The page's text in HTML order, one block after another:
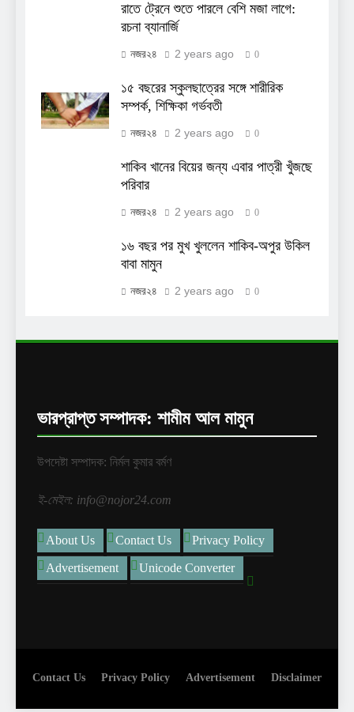
রাতে ট্রেনে শুতে পারলে বেশি মজা লাগে:
রচনা ব্যানার্জি
নজর২৪ 2 years ago 0
১৫ বছরের স্কুলছাত্রের সঙ্গে শারীরিক
সম্পর্ক, শিক্ষিকা গর্ভবতী
নজর২৪ 2 years ago 0
শাকিব খানের বিয়ের জন্য এবার পাত্রী খুঁজছে
পরিবার
নজর২৪ 2 years ago 0
১৬ বছর পর মুখ খুললেন শাকিব-অপুর উকিল
বাবা মামুন
নজর২৪ 2 years ago 0
ভারপ্রাপ্ত সম্পাদক: শামীম আল মামুন
উপদেষ্টা সম্পাদক: নির্মল কুমার বর্মণ
ই-মেইল: info@nojor24.com
About Us Contact Us Privacy Policy
Advertisement Unicode Converter
Contact Us Privacy Policy Advertisement Disclaimer